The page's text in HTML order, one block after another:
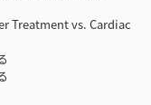
Treatment vs. Cardiac